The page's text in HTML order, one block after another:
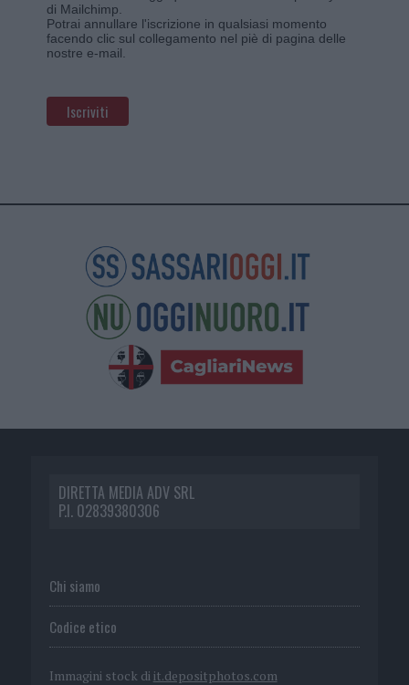
di Mailchimp
Potrai annullare l'iscrizione in qualsiasi momento
facendo clic sul collegamento nel piè di pagina delle
nostre e-mail.
DIRETTA MEDIA ADV SRL
P.I. 02839380306
Chi siamo
Codice etico
Immagini stock di it.depositphotos.com